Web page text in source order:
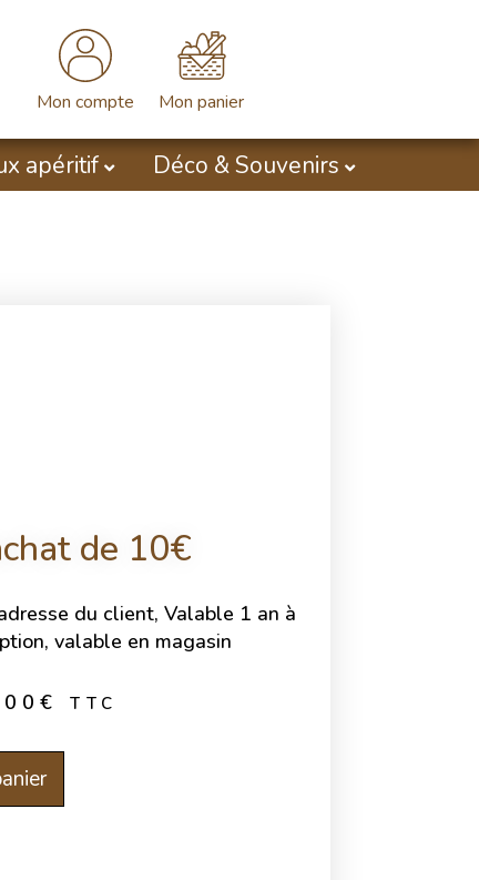
Mon compte Mon panier
apéritif Déco & Souvenirs
de 10€
du client, Valable 1 an à
valable en magasin
€ TTC